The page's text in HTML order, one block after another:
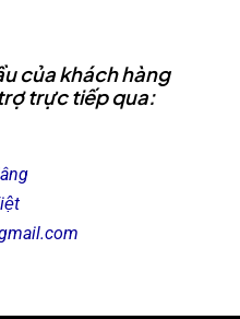
của khách hàng
trực tiếp qua: